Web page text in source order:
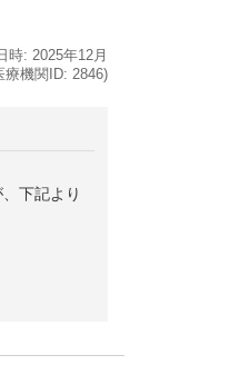
時: 2025年12月
療機関ID: 2846)
下記より